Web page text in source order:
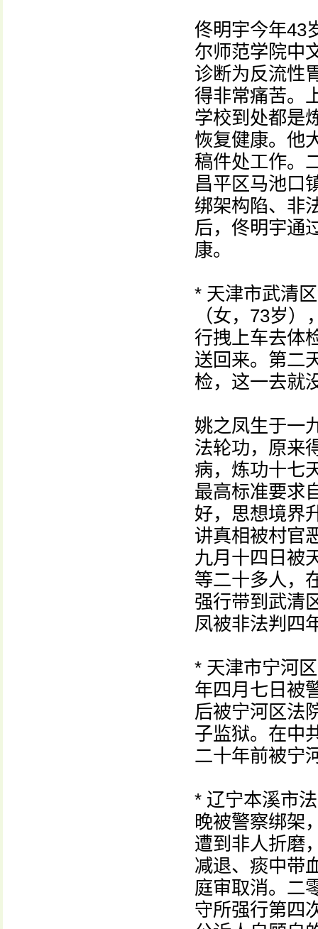
佟明宇今年43
尔师范学院中
诊断为反流性
得非常痛苦。
学校到处都是
恢复健康。他
稿件处工作。
昌平区马池口
绑架构陷、非
后，佟明宇通
康。
* 天津市武清
（女，73岁
行拽上车去体
送回来。第二
检，这一去就
姚之凤生于一
法轮功，原来
病，炼功十七
最高标准要求
好，思想境界
讲真相被村官
九月十四日被
等二十多人，
强行带到武清
凤被非法判四
* 天津市宁河
年四月七日被
后被宁河区法
子监狱。在中
二十年前被宁
* 辽宁本溪市
晚被警察绑架
遭到非人折磨
减退、痰中带
庭审取消。二
守所强行第四